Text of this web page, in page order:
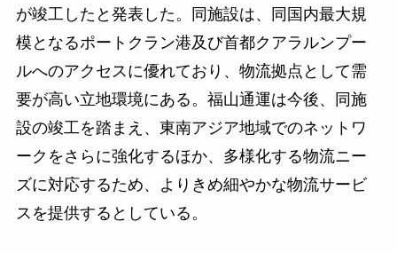
が竣工したと発表した。同施設は、同国内最大規
模となるポートクラン港及び首都クアラルンプー
ルへのアクセスに優れており、物流拠点として需
要が高い立地環境にある。福山通運は今後、同施
設の竣工を踏まえ、東南アジア地域でのネットワ
ークをさらに強化するほか、多様化する物流ニー
ズに対応するため、よりきめ細やかな物流サービ
スを提供するとしている。